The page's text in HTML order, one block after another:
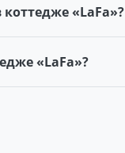
«LaFa»?
«LaFa»?